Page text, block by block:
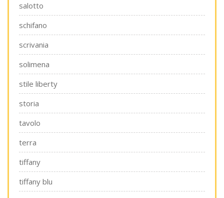
salotto
schifano
scrivania
solimena
stile liberty
storia
tavolo
terra
tiffany
tiffany blu